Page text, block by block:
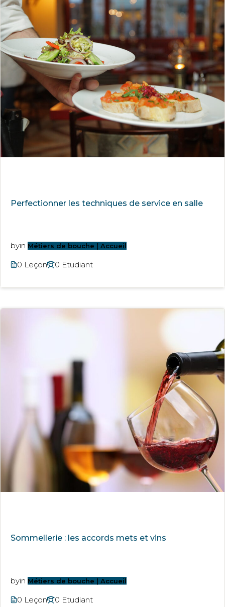
Perfectionner les techniques de service en salle
byin Métiers de bouche | Accueil
0 Leçon 0 Etudiant
Sommellerie : les accords mets et vins
byin Métiers de bouche | Accueil
0 Leçon 0 Etudiant